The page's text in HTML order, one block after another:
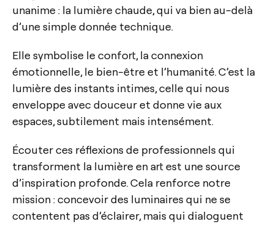
unanime : la lumière chaude, qui va bien au-delà
d’une simple donnée technique.
Elle symbolise le confort, la connexion
émotionnelle, le bien-être et l’humanité. C’est la
lumière des instants intimes, celle qui nous
enveloppe avec douceur et donne vie aux
espaces, subtilement mais intensément.
Écouter ces réflexions de professionnels qui
transforment la lumière en art est une source
d’inspiration profonde. Cela renforce notre
mission : concevoir des luminaires qui ne se
contentent pas d’éclairer, mais qui dialoguent